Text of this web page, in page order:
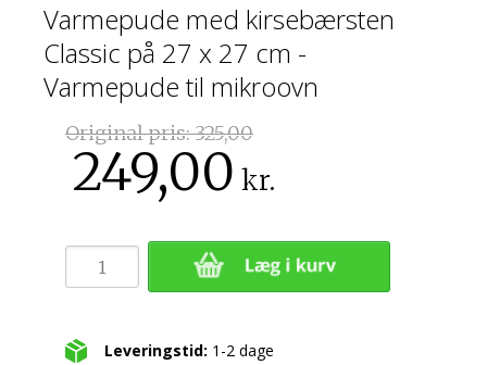
Varmepude med kirsebærsten
Classic på 27 x 27 cm -
Varmepude til mikroovn
Original pris:325,00
249,00 kr.
Leveringstid: 1-2 dage